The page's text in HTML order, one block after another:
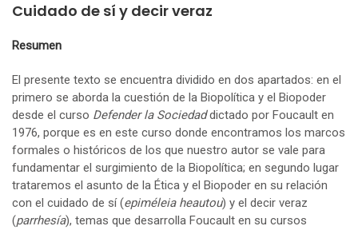
Cuidado de sí y decir veraz
Resumen
El presente texto se encuentra dividido en dos apartados: en el
primero se aborda la cuestión de la Biopolítica y el Biopoder
desde el curso Defender la Sociedaddictado por Foucault en
1976, porque es en este curso donde encontramos los marcos
formales o históricos de los que nuestro autor se vale para
fundamentar el surgimiento de la Biopolítica; en segundo lugar
trataremos el asunto de la Ética y el Biopoder en su relación
con el cuidado de sí (epiméleia heautou) y el decir veraz
(parrhesía), temas que desarrolla Foucault en su cursos